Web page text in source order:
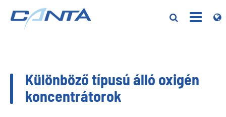
Különböző típusú álló oxigén
koncentrátorok